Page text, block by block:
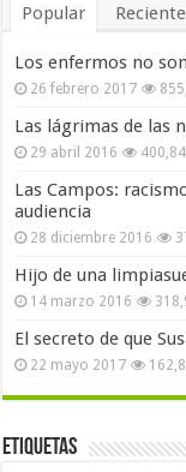
Popular Reciente
Los enfermos no
26 febrero 2017
Las lágrimas de las
29 abril 2016
Las Campos:
audiencia
28 diciembre 2016
Hijo de una
14 marzo 2016
El secreto de que
22 mayo 2017
Etiquetas